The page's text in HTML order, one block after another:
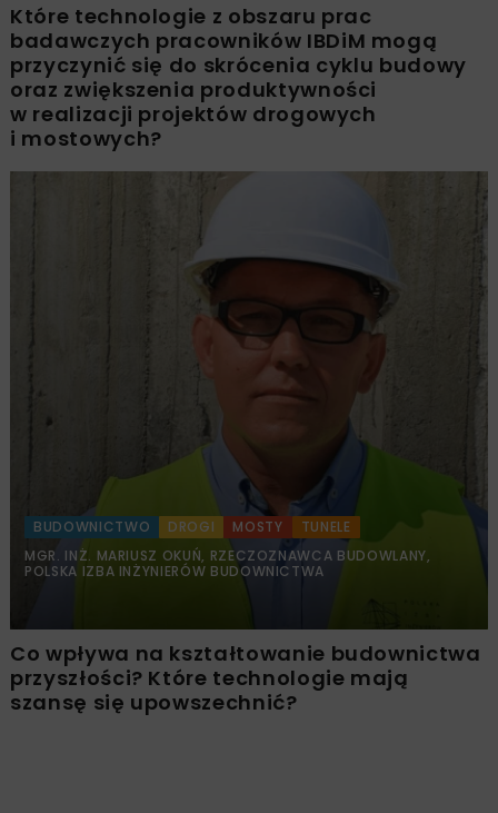
Które technologie z obszaru prac
badawczych pracowników IBDiM mogą
przyczynić się do skrócenia cyklu budowy
oraz zwiększenia produktywności
w realizacji projektów drogowych
i mostowych?
BUDOWNICTWO DROGI MOSTY
TUNELE
MGR. INŻ. MARIUSZ OKUŃ, RZECZOZNAWCA BUDOWLANY,
POLSKA IZBA INŻYNIERÓW BUDOWNICTWA
Co wpływa na kształtowanie budownictwa
przyszłości? Które technologie mają
szansę się upowszechnić?